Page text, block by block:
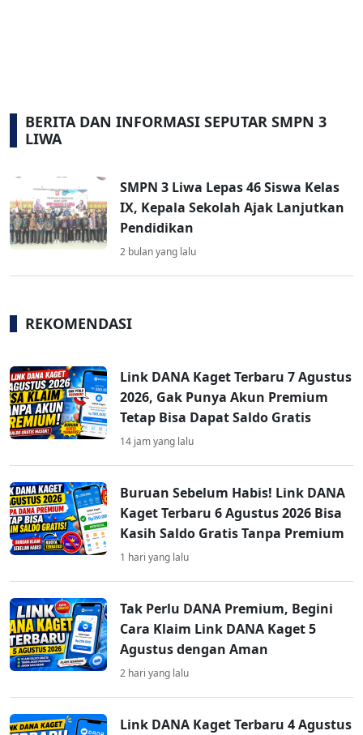
BERITA DAN INFORMASI SEPUTAR SMPN 3
LIWA
SMPN 3 Liwa Lepas 46 Siswa Kelas
IX, Kepala Sekolah Ajak Lanjutkan
Pendidikan
2 bulan yang lalu
REKOMENDASI
Link DANA Kaget Terbaru 7 Agustus
2026, Gak Punya Akun Premium
Tetap Bisa Dapat Saldo Gratis
14 jam yang lalu
Buruan Sebelum Habis! Link DANA
Kaget Terbaru 6 Agustus 2026 Bisa
Kasih Saldo Gratis Tanpa Premium
1 hari yang lalu
Tak Perlu DANA Premium, Begini
Cara Klaim Link DANA Kaget 5
Agustus dengan Aman
2 hari yang lalu
Link DANA Kaget Terbaru 4 Agustus